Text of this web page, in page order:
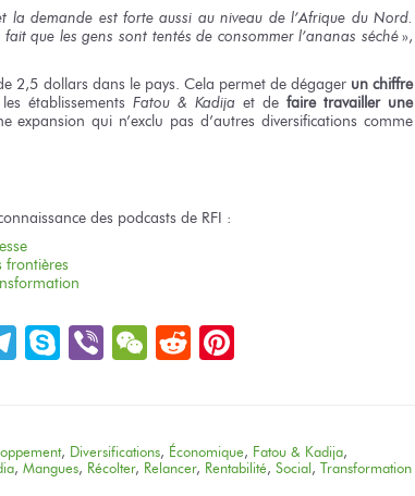
la demande est forte aussi au niveau de l’Afrique du Nord.
que les gens sont tentés de consommer l’ananas séché»,
2,5 dollars dans le pays. Cela permet de dégager un chiffre
établissements Fatou & Kadija et de faire travailler une
expansion qui n’exclu pas d’autres diversifications comme
des podcasts de RFI :
frontières
Telegram
SkypeViberWeChat
Reddit
, Diversifications, Économique, Fatou & Kadija,
, Mangues, Récolter, Relancer, Rentabilité, Social , Transformation